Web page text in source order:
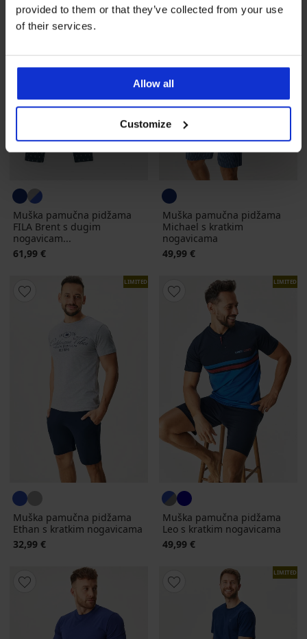
provided to them or that they’ve collected from your use
of their services.
Allow all
Customize
Muška pamučna pidžama
FILA Brent s dugim
nogavicam...
61,99 €
Muška pamučna pidžama
Michael s kratkim
nogavicama
49,99 €
LIMITED
Muška pamučna pidžama
Ethan s kratkim nogavicama
32,99 €
LIMITED
Muška pamučna pidžama
Leo s kratkim nogavicama
49,99 €
LIMITED